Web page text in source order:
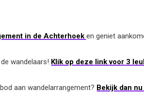
in de Achterhoek en geniet
wandelaars! Klik op deze link voor 3
aan wandelarrangement? Bekijk dan